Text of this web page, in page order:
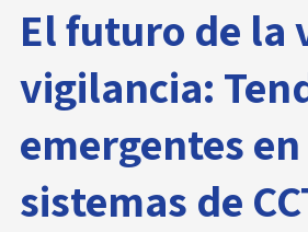
Sistema de
Rastreo vehicular
Protek Personas
Corredora de
El futuro de la
vigilancia:
emergentes en
sistemas de